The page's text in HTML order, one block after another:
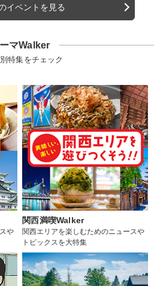
イベントを見る
マWalker
特集をチェック
や
関西満喫Walker
関西エリアを楽しむためのニュースや
トピックスを大特集